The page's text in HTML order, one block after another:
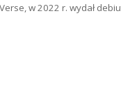
w 2022 r. wydał